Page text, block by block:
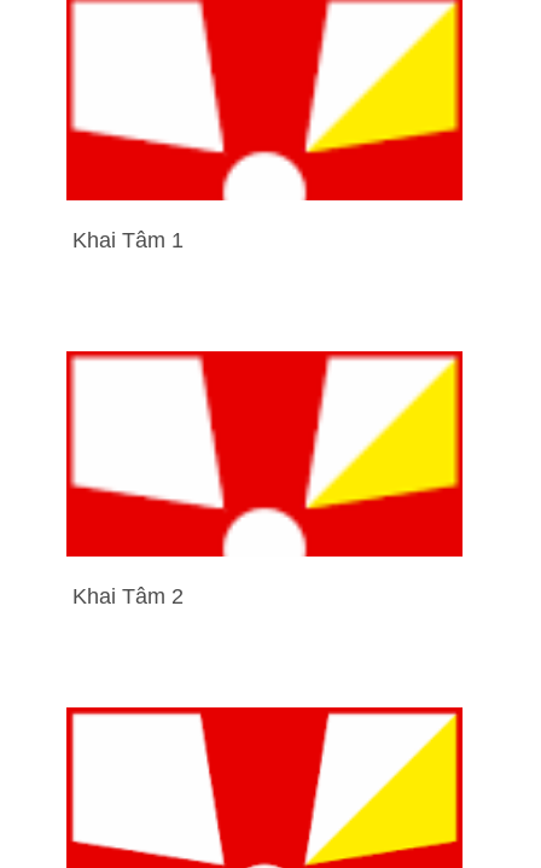
Khai Tâm 1
Khai Tâm 2